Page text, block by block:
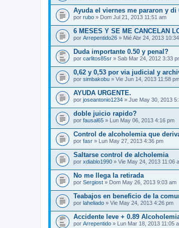
Ayuda el viernes me pararon y di
por rubo » Dom Jul 21, 2013 11:51 am
6 MESES Y SE ME CANCELAN
por Arrepentido26 » Mié Abr 24, 2013
Duda importante 0.50 y penal?
por carlitos85sr » Sab Mar 24, 2012 3:33
0,62 y 0,53 por via judicial y
por simbakobu » Vie Jun 14, 2013 11:58
AYUDA URGENTE.
por joseantonio1234 » Jue May 30, 2013
doble juicio rapido?
por fausal65 » Lun May 06, 2013 4:16 pm
Control de alcoholemia que
por fasr » Lun May 27, 2013 4:36 pm
Saltarse control de alcholemia
por xdiablo1990 » Vie May 24, 2013 11:06
No me llega la retirada
por Sergiost » Dom May 26, 2013 9:03 am
Teabajos en beneficio de la
por laheliado » Vie May 24, 2013 4:26 pm
Accidente leve + 0.89
por Arrepentido » Lun Mar 18, 2013 11:05